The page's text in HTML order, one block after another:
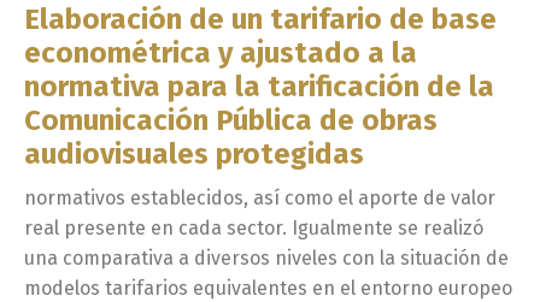
Elaboración de un tarifario de base
econométrica y ajustado a la
normativa para la tarificación de la
Comunicación Pública de obras
audiovisuales protegidas
normativos establecidos, así como el aporte de valor
real presente en cada sector. Igualmente se realizó
una comparativa a diversos niveles con la situación de
modelos tarifarios equivalentes en el entorno europeo